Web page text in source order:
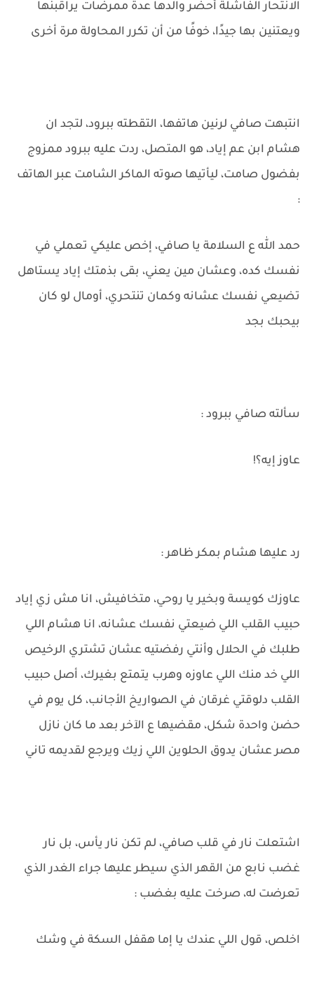
الانتحار الفاشلة أحضر والدها عدة ممرضات يراقبنها
ويعتنين بها جيدًا، خوفًا من أن تكرر المحاولة مرة أخرى
انتبهت صافي لرنين هاتفها، التقطته ببرود، لتجد ان
هشام ابن عم إياد، هو المتصل، ردت عليه ببرود ممزوج
بفضول صامت، ليأتيها صوته الماكر الشامت عبر الهاتف
:
حمد الله ع السلامة يا صافي، إخص عليكي تعملي في
نفسك كده، وعشان مين يعني، بقى بذمتك إياد يستاهل
تضيعي نفسك عشانه وكمان تنتحري، أومال لو كان
بيحبك بجد
سألته صافي ببرود :
عاوز إيه؟!
رد عليها هشام بمكر ظاهر :
عاوزك كويسة وبخير يا روحي، متخافيش، انا مش زي إياد
حبيب القلب اللي ضيعتي نفسك عشانه، انا هشام اللي
طلبك في الحلال وأنتي رفضتيه عشان تشتري الرخيص
اللي خد منك اللي عاوزه وهرب يتمتع بغيرك، أصل حبيب
القلب دلوقتي غرقان في الصواريخ الأجانب، كل يوم في
حضن واحدة شكل، مقضيها ع الآخر بعد ما كان نازل
مصر عشان يدوق الحلوين اللي زيك ويرجع لقديمه تاني
اشتعلت نار في قلب صافي، لم تكن نار يأس، بل نار
غضب نابع من القهر الذي سيطر عليها جراء الغدر الذي
تعرضت له، صرخت عليه بغضب :
اخلص، قول اللي عندك يا إما هقفل السكة في وشك